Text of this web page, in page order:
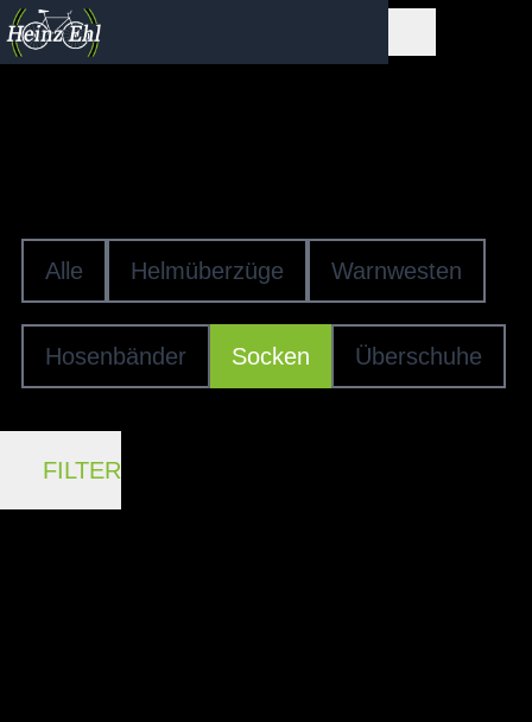
Alle Helmüberzüge Warnwesten
Hosenbänder Socken Überschuhe
FILTER